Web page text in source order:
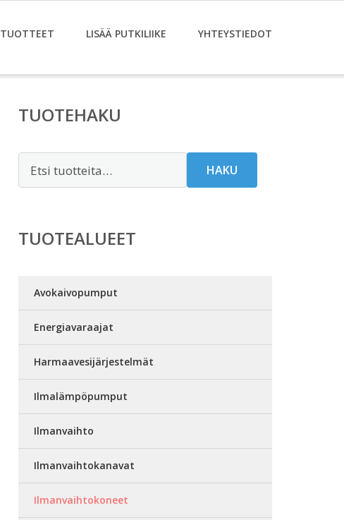
TUOTTEET LISÄÄ PUTKILIIKE YHTEYSTIEDOT
TUOTEHAKU
HAKU
TUOTEALUEET
Avokaivopumput
Energiavaraajat
Harmaavesijärjestelmät
Ilmalämpöpumput
Ilmanvaihto
Ilmanvaihtokanavat
Ilmanvaihtokoneet